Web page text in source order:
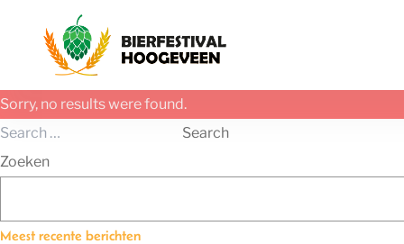
Ga naar de inhoud
Sorry, no results were found.
Search for:
Search
Zoeken
Meest recente berichten